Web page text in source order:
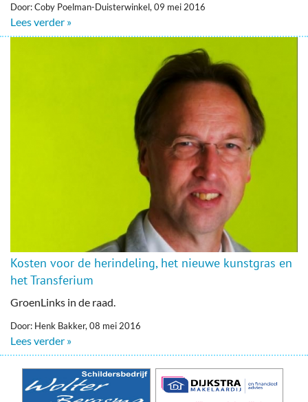
Door: Coby Poelman-Duisterwinkel, 09 mei 2016
Lees verder »
Kosten voor de herindeling, het nieuwe kunstgras en
het Transferium
GroenLinks in de raad.
Door: Henk Bakker, 08 mei 2016
Lees verder »